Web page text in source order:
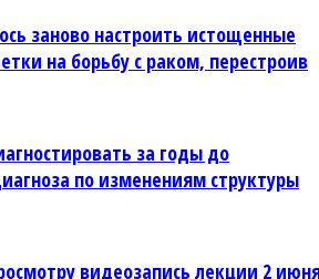
заново настроить истощенные
на борьбу с раком, перестроив
за годы до
по изменениям структуры
видеозапись лекции 2